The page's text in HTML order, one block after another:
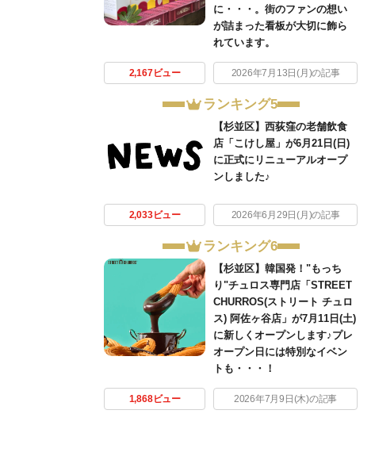
に・・・。街のファンの想い
が詰まった看板が大切に飾ら
れています。
2,167ビュー 2026年7月13日(月)の記事
ランキング5
【杉並区】西荻窪の老舗飲食
店「こけし屋」が6月21日(日)
に正式にリニューアルオープ
ンしました♪
2,033ビュー 2026年6月29日(月)の記事
ランキング6
【杉並区】韓国発！"もっち
り"チュロス専門店「STREET
CHURROS(ストリート チュロ
ス) 阿佐ヶ谷店」が7月11日(土)
に新しくオープンします♪プレ
オープン日には特別なイベン
トも・・・！
1,868ビュー 2026年7月9日(木)の記事